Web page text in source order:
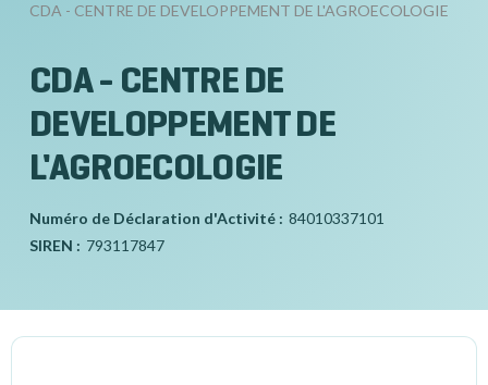
CDA - CENTRE DE DEVELOPPEMENT DE L'AGROECOLOGIE
CDA - CENTRE DE
DEVELOPPEMENT DE
L'AGROECOLOGIE
Numéro de Déclaration d'Activité : 84010337101
SIREN : 793117847